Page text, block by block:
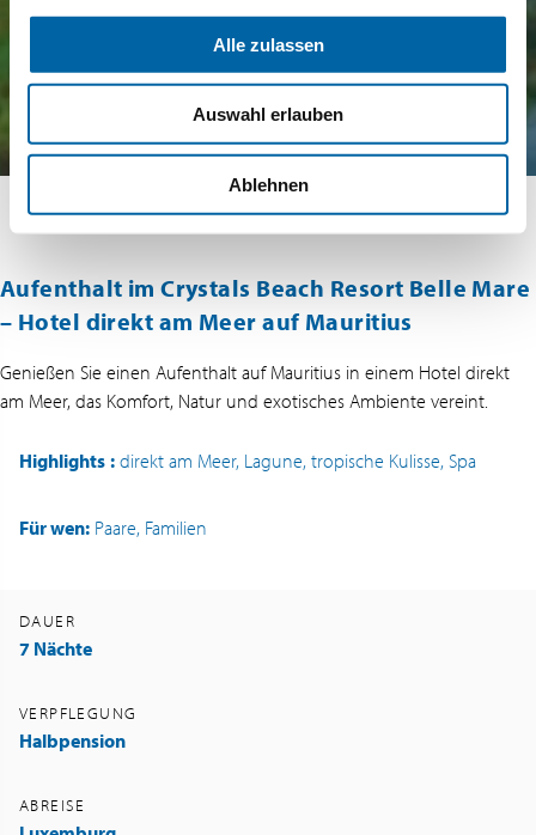
Alle zulassen
Auswahl erlauben
Ablehnen
Aufenthalt im Crystals Beach Resort Belle Mare
– Hotel direkt am Meer auf Mauritius
Genießen Sie einen Aufenthalt auf Mauritius in einem Hotel direkt
am Meer, das Komfort, Natur und exotisches Ambiente vereint.
Highlights : direkt am Meer, Lagune, tropische Kulisse, Spa
Für wen: Paare, Familien
DAUER
7 Nächte
VERPFLEGUNG
Halbpension
ABREISE